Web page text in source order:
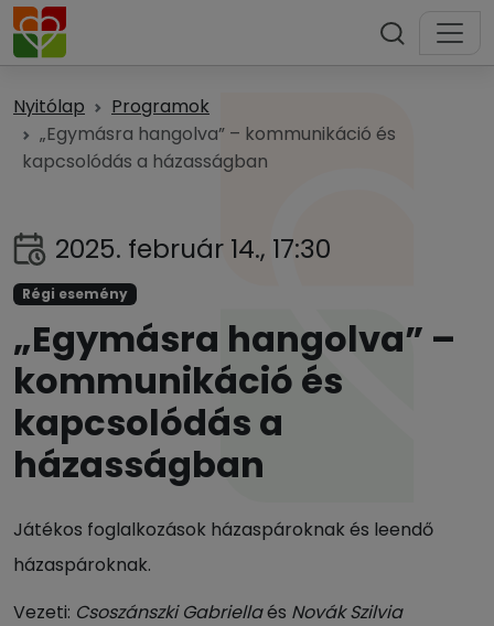
Nyitólap
Programok
„Egymásra hangolva” – kommunikáció és
kapcsolódás a házasságban
2025. február 14., 17:30
Régi esemény
„Egymásra hangolva” –
kommunikáció és
kapcsolódás a
házasságban
Játékos foglalkozások házaspároknak és leendő
házaspároknak.
Vezeti: Csoszánszki Gabriellaés Novák Szilvia